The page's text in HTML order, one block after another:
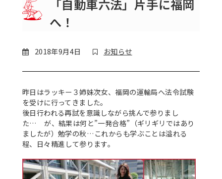
「自動車六法」片手に福岡
へ！
2018年9月4日 お知らせ
昨日はラッキー３姉妹次女、福岡の運輸局へ法令試験
を受けに行ってきました。
後日行われる再試を意識しながら挑んで参りまし
た… が、結果は何と”一発合格”（ギリギリではあり
ましたが）勉学の秋…これからも学ぶことは溢れる
程、日々精進して参ります。